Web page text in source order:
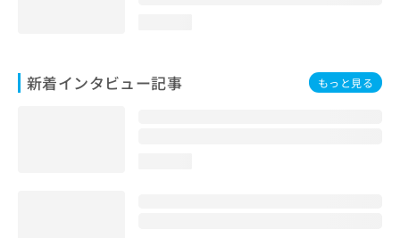
新着インタビュー記事 もっと見る